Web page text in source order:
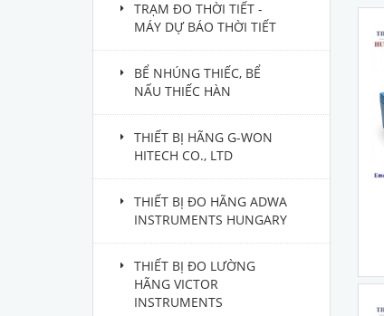
TRẠM ĐO THỜI TIẾT -
MÁY DỰ BÁO THỜI TIẾT
BỂ NHÚNG THIẾC, BỂ
NẤU THIẾC HÀN
THIẾT BỊ HÃNG G-WON
HITECH CO., LTD
THIẾT BỊ ĐO HÃNG ADWA
INSTRUMENTS HUNGARY
THIẾT BỊ ĐO LƯỜNG
HÃNG VICTOR
INSTRUMENTS